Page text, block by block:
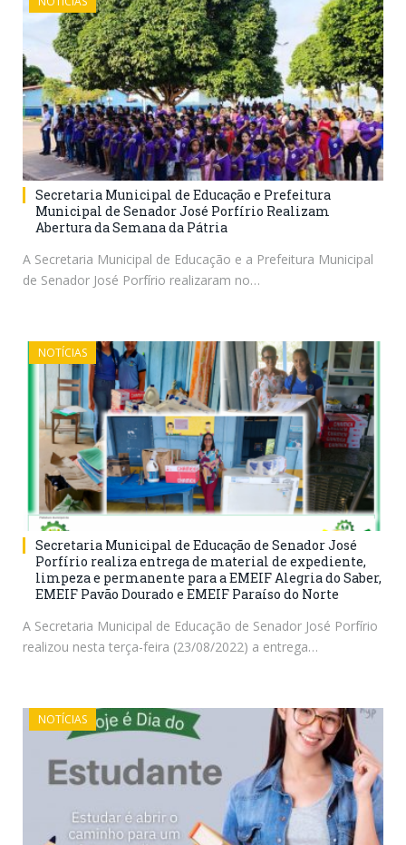
Secretaria Municipal de Educação e Prefeitura
Municipal de Senador José Porfírio Realizam
Abertura da Semana da Pátria
A Secretaria Municipal de Educação e a Prefeitura Municipal
de Senador José Porfírio realizaram no…
NOTÍCIAS
Secretaria Municipal de Educação de Senador José
Porfírio realiza entrega de material de expediente,
limpeza e permanente para a EMEIF Alegria do Saber,
EMEIF Pavão Dourado e EMEIF Paraíso do Norte
A Secretaria Municipal de Educação de Senador José Porfírio
realizou nesta terça-feira (23/08/2022) a entrega…
NOTÍCIAS